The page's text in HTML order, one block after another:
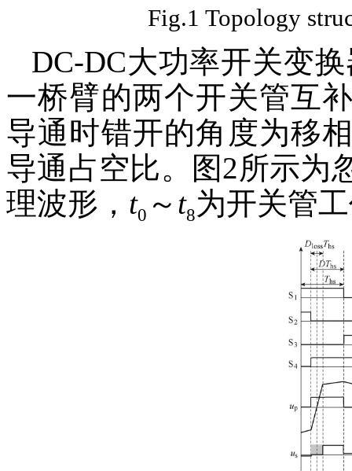
Fig.1 Topology
DC-DC大功率开关变
一桥臂的两个开关管互
导通时错开的角度为移
导通占空比。图2所示为
理波形， t0 ～ t8为开关管